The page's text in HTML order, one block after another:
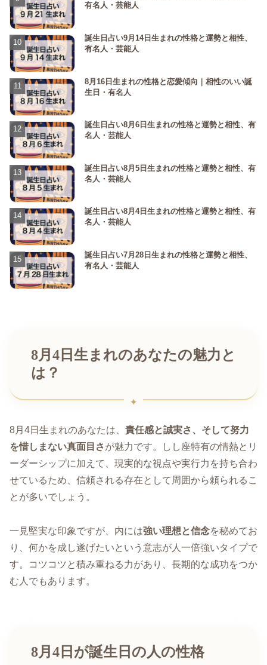
有名人・芸能人
誕生日占い9月14日生まれの性格と運勢と相性、
有名人・芸能人
8月16日生まれの性格と恋愛傾向｜相性のいい誕
生日・有名人
誕生日占い8月6日生まれの性格と運勢と相性、有
名人・芸能人
誕生日占い8月5日生まれの性格と運勢と相性、有
名人・芸能人
誕生日占い8月4日生まれの性格と運勢と相性、有
名人・芸能人
誕生日占い7月28日生まれの性格と運勢と相性、
有名人・芸能人
8月4日生まれのあなたの魅力と
は？
8月4日生まれのあなたは、 責任感と誠実さ、そして努力
を惜しまない真面目さが魅力です。しし座特有の情熱とリ
ーダーシップに加えて、現実的な視点や実行力を持ち合わ
せているため、信頼される存在として周囲から頼られるこ
とが多いでしょう。
一見堅実な印象ですが、内には強い理想と信念を秘めてお
り、何かを成し遂げたいという意志が人一倍強いタイプで
す。コツコツと積み重ねる力があり、長期的な成功をつか
む人でもあります。
8月4日が誕生日の人の性格